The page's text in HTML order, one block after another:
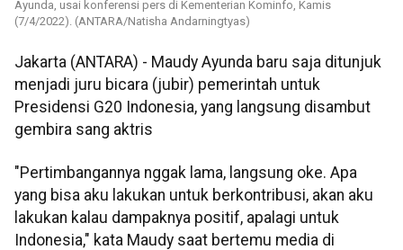
Ayunda, usai konferensi pers di Kementerian Kominfo, Kamis
(7/4/2022). (ANTARA/Natisha Andarningtyas)
Jakarta (ANTARA) - Maudy Ayunda baru saja ditunjuk
menjadi juru bicara (jubir) pemerintah untuk
Presidensi G20 Indonesia, yang langsung disambut
gembira sang aktris
"Pertimbangannya nggak lama, langsung oke. Apa
yang bisa aku lakukan untuk berkontribusi, akan aku
lakukan kalau dampaknya positif, apalagi untuk
Indonesia," kata Maudy saat bertemu media di